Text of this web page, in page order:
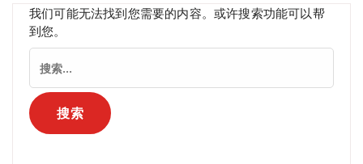
我们可能无法找到您需要的内容。或许搜索功能可以帮
到您。
搜
索：